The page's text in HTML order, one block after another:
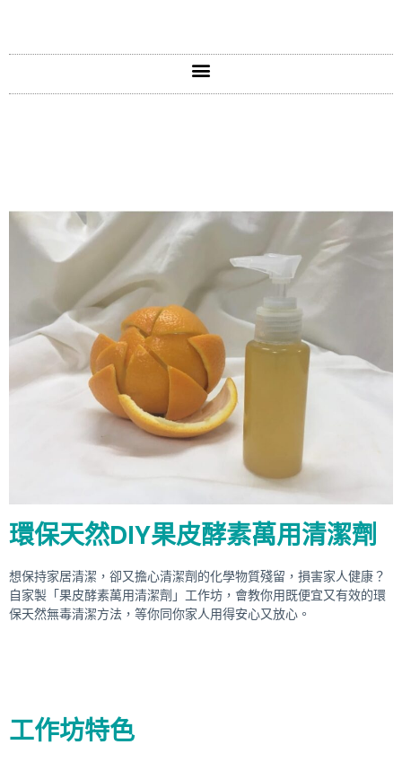
環保天然DIY果皮酵素萬用清潔劑
想保持家居清潔，卻又擔心清潔劑的化學物質殘留，損害家人健康？
自家製「果皮酵素萬用清潔劑」工作坊，會教你用既便宜又有效的環
保天然無毒清潔方法，等你同你家人用得安心又放心。
工作坊特色